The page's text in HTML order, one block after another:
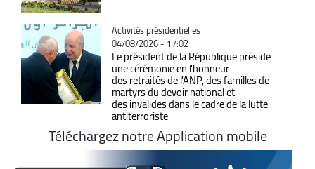
Catégorie
Activités présidentielles
04/08/2026 - 17:02
Le président de la République préside
une cérémonie en l'honneur
des retraités de l'ANP, des familles de
martyrs du devoir national et
des invalides dans le cadre de la lutte
antiterroriste
Téléchargez notre Application mobile